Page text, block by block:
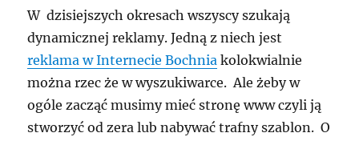
W dzisiejszych okresach wszyscy szukają
dynamicznej reklamy. Jedną z niech jest
reklama w Internecie Bochnia kolokwialnie
można rzec że w wyszukiwarce. Ale żeby w
ogóle zacząć musimy mieć stronę www czyli ją
stworzyć od zera lub nabywać trafny szablon. O